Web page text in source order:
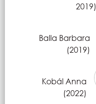
2019)
Balla Barbara
(2019)
Kobál Anna
(2022)